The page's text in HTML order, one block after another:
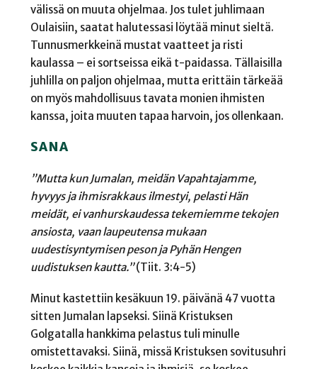
välissä on muuta ohjelmaa. Jos tulet juhlimaan
Oulaisiin, saatat halutessasi löytää minut sieltä.
Tunnusmerkkeinä mustat vaatteet ja risti
kaulassa – ei sortseissa eikä t-paidassa. Tällaisilla
juhlilla on paljon ohjelmaa, mutta erittäin tärkeää
on myös mahdollisuus tavata monien ihmisten
kanssa, joita muuten tapaa harvoin, jos ollenkaan.
SANA
”Mutta kun Jumalan, meidän Vapahtajamme,
hyvyys ja ihmisrakkaus ilmestyi, pelasti Hän
meidät, ei vanhurskaudessa tekemiemme tekojen
ansiosta, vaan laupeutensa mukaan
uudestisyntymisen peson ja Pyhän Hengen
uudistuksen kautta.”(Tiit. 3:4-5)
Minut kastettiin kesäkuun 19. päivänä 47 vuotta
sitten Jumalan lapseksi. Siinä Kristuksen
Golgatalla hankkima pelastus tuli minulle
omistettavaksi. Siinä, missä Kristuksen sovitusuhri